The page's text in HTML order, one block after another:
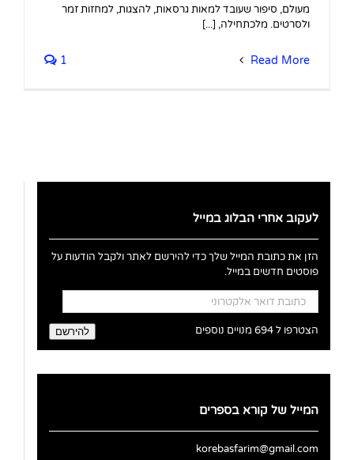
מעולם, סיפור שעובד למאות גרסאות, להצגות, למחזות זמר
ולסרטים. מלכתחילה, [...]
Read More
1
לעקוב אחרי הבלוג במייל
הזן את כתובת המייל שלך כדי להירשם לאתר ולקבל הודעות על
פוסטים חדשים במייל.
כתובת
דואר
אלקטרוני
להירשם הצטרפו ל 694 מנויים נוספים
המייל של קורא בספרים
korebasfarim@gmail.com